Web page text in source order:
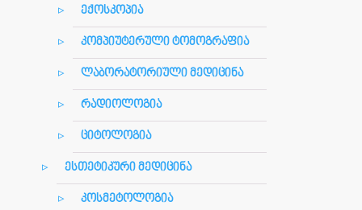
ექოსკოპია
კომპიუტერული ტომოგრაფია
ლაბორატორიული მედიცინა
რადიოლოგია
ციტოლოგია
ესთეტიკური მედიცინა
კოსმეტოლოგია